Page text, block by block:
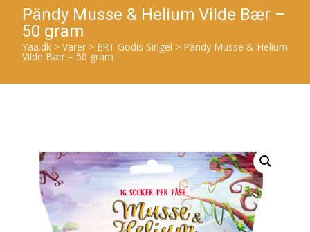
Pändy Musse & Helium Vilde Bær –
50 gram
Yaa.dk > Varer > ERT Godis Singel > Pändy Musse & Helium
Vilde Bær – 50 gram